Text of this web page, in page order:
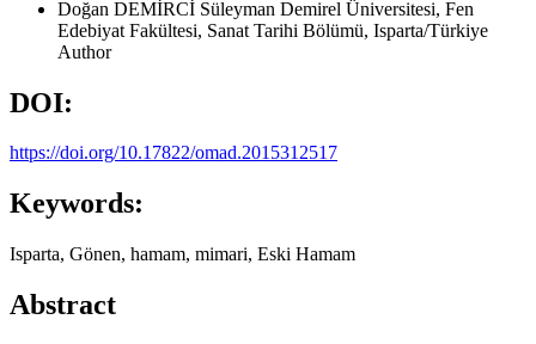
Doğan DEMİRCİ Süleyman Demirel Üniversitesi, Fen
Edebiyat Fakültesi, Sanat Tarihi Bölümü, Isparta/Türkiye
Author
DOI:
https://doi.org/10.17822/omad.2015312517
Keywords:
Isparta, Gönen, hamam, mimari, Eski Hamam
Abstract